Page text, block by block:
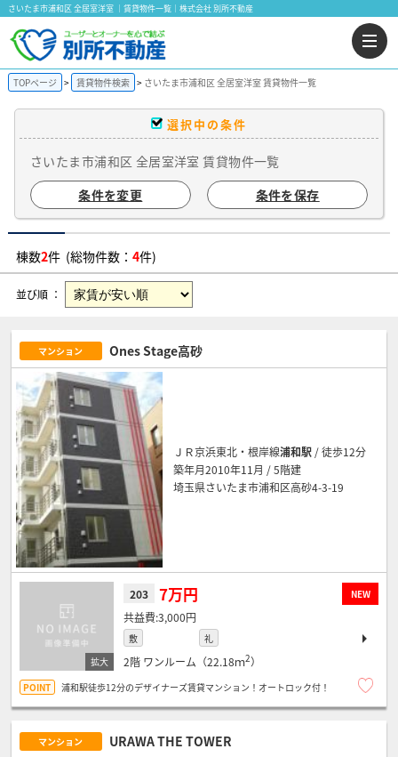
さいたま市浦和区 全居室洋室 ｜賃貸物件一覧｜株式会社 別所不動産
TOPページ 賃貸物件検索 さいたま市浦和区 全居室洋室 賃貸物件一覧
選択中の条件
さいたま市浦和区 全居室洋室 賃貸物件一覧
条件を変更
条件を保存
棟数2件 (総物件数： 4件)
並び順 ：
マンション Ones Stage高砂
ＪＲ京浜東北・根岸線浦和駅 / 徒歩12分
築年月2010年11月 / 5階建
埼玉県さいたま市浦和区高砂4-3-19
NEW
203 7万円
3,000円
敷 礼
2階 ワンルーム（22.18ｍ2）
浦和駅徒歩12分のデザイナーズ賃貸マンション！オートロック付！
マンション URAWA THE TOWER